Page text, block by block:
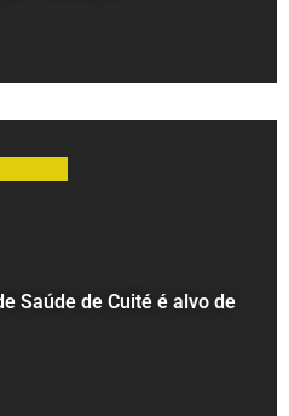
Saúde de Cuité é alvo de